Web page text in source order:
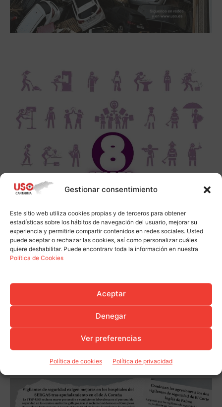
Gestionar consentimiento
Este sitio web utiliza cookies propias y de terceros para obtener
estadísticas sobre los hábitos de navegación del usuario, mejorar su
experiencia y permitirle compartir contenidos en redes sociales. Usted
puede aceptar o rechazar las cookies, así como personalizar cuáles
quiere deshabilitar. Puede encontrarv toda la información en nuestra
Política de Cookies
Aceptar
Denegar
Ver preferencias
Política de cookies Política de privacidad